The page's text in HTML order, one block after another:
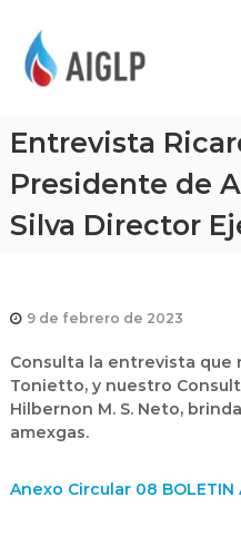
P
Entrevista
Presidente de
Silva Director
9 de febrero de 2023
Consulta la entrevista que
Tonietto, y nuestro
Hilbernon M. S. Neto,
amexgas.
Anexo Circular 08 BOLETIN